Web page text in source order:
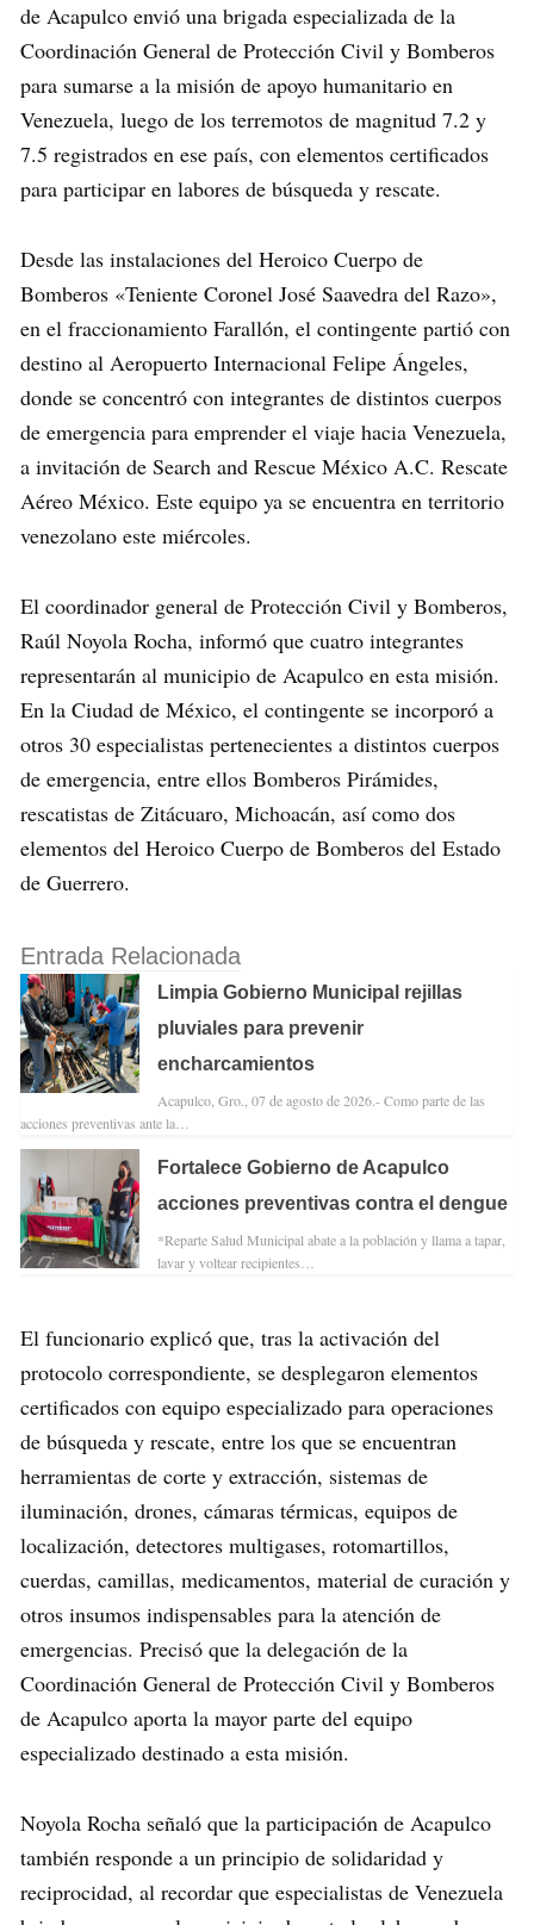
de Acapulco envió una brigada especializada de la
Coordinación General de Protección Civil y Bomberos
para sumarse a la misión de apoyo humanitario en
Venezuela, luego de los terremotos de magnitud 7.2 y
7.5 registrados en ese país, con elementos certificados
para participar en labores de búsqueda y rescate.
Desde las instalaciones del Heroico Cuerpo de
Bomberos «Teniente Coronel José Saavedra del Razo»,
en el fraccionamiento Farallón, el contingente partió con
destino al Aeropuerto Internacional Felipe Ángeles,
donde se concentró con integrantes de distintos cuerpos
de emergencia para emprender el viaje hacia Venezuela,
a invitación de Search and Rescue México A.C. Rescate
Aéreo México. Este equipo ya se encuentra en territorio
venezolano este miércoles.
El coordinador general de Protección Civil y Bomberos,
Raúl Noyola Rocha, informó que cuatro integrantes
representarán al municipio de Acapulco en esta misión.
En la Ciudad de México, el contingente se incorporó a
otros 30 especialistas pertenecientes a distintos cuerpos
de emergencia, entre ellos Bomberos Pirámides,
rescatistas de Zitácuaro, Michoacán, así como dos
elementos del Heroico Cuerpo de Bomberos del Estado
de Guerrero.
Entrada Relacionada
Limpia Gobierno Municipal rejillas
pluviales para prevenir
encharcamientos
Acapulco, Gro., 07 de agosto de 2026.- Como parte de las
acciones preventivas ante la…
Fortalece Gobierno de Acapulco
acciones preventivas contra el dengue
*Reparte Salud Municipal abate a la población y llama a tapar,
lavar y voltear recipientes…
El funcionario explicó que, tras la activación del
protocolo correspondiente, se desplegaron elementos
certificados con equipo especializado para operaciones
de búsqueda y rescate, entre los que se encuentran
herramientas de corte y extracción, sistemas de
iluminación, drones, cámaras térmicas, equipos de
localización, detectores multigases, rotomartillos,
cuerdas, camillas, medicamentos, material de curación y
otros insumos indispensables para la atención de
emergencias. Precisó que la delegación de la
Coordinación General de Protección Civil y Bomberos
de Acapulco aporta la mayor parte del equipo
especializado destinado a esta misión.
Noyola Rocha señaló que la participación de Acapulco
también responde a un principio de solidaridad y
reciprocidad, al recordar que especialistas de Venezuela